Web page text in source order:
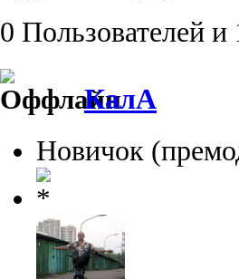
0 Пользователей
КалА
Новичок